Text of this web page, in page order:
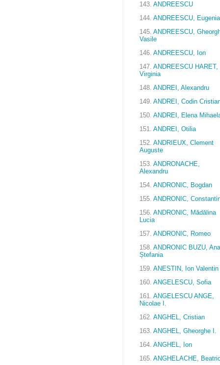
143. ANDREESCU
144. ANDREESCU, Eugenia
145. ANDREESCU,
Vasile
146. ANDREESCU, Ion
147. ANDREESCU HARET,
Virginia
148. ANDREI, Alexandru
149. ANDREI, Codin
150. ANDREI, Elena
151. ANDREI, Otilia
152. ANDRIEUX, Clement
Auguste
153. ANDRONACHE,
Alexandru
154. ANDRONIC, Bogdan
155. ANDRONIC,
156. ANDRONIC, Mădălina
Lucia
157. ANDRONIC, Romeo
158. ANDRONIC BUZU, Ana
Ștefania
159. ANESTIN, Ion Valentin
160. ANGELESCU, Sofia
161. ANGELESCU ANGE,
Nicolae I.
162. ANGHEL, Cristian
163. ANGHEL, Gheorghe I.
164. ANGHEL, Ion
165. ANGHELACHE,